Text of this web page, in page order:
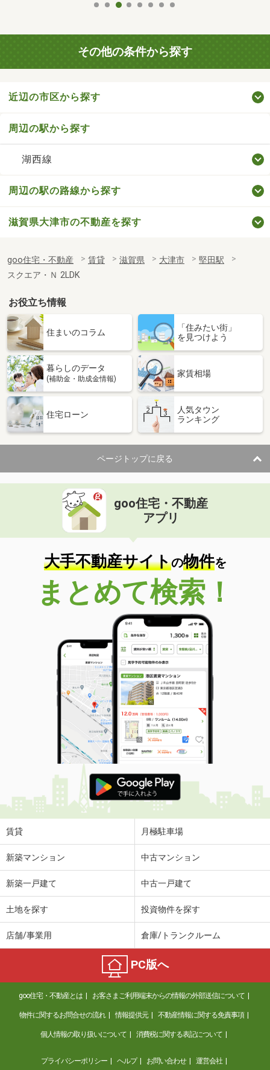
その他の条件から探す
近辺の市区から探す
周辺の駅から探す
湖西線
周辺の駅の路線から探す
滋賀県大津市の不動産を探す
goo住宅・不動産 賃貸 滋賀県 大津市
堅田駅
スクエア・Ｎ 2LDK
お役立ち情報
住まいのコラム
「住みたい街」
を見つけよう
暮らしのデータ
(補助金・助成金情報)
家賃相場
住宅ローン
人気タウン
ランキング
ページトップに戻る
goo住宅・不動産
アプリ
大手不動産サイトの物件を
まとめて検索！
賃貸 月極駐車場
新築マンション 中古マンション
新築一戸建て 中古一戸建て
土地を探す 投資物件を探す
店舗/事業用 倉庫/トランクルーム
PC版へ
goo住宅・不動産とは お客さまご利用端末からの情報の外部送信について
物件に関するお問合せの流れ 情報提供元 不動産情報に関する免責事項
個人情報の取り扱いについて 消費税に関する表記について
プライバシーポリシー ヘルプ お問い合わせ 運営会社